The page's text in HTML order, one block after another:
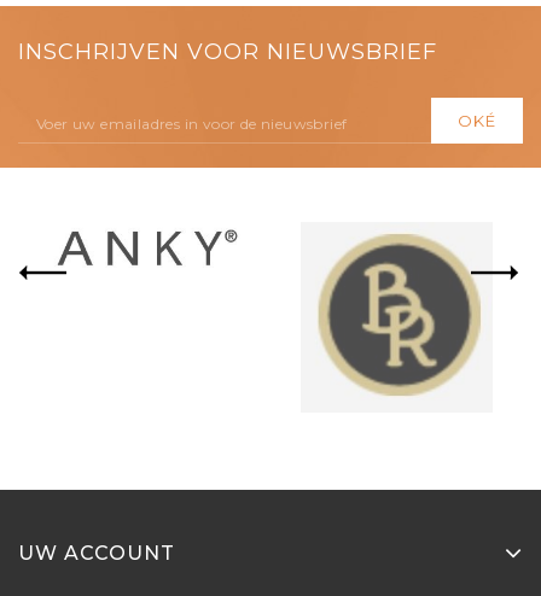
INSCHRIJVEN VOOR NIEUWSBRIEF
UW ACCOUNT